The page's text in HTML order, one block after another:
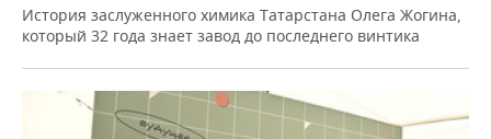
История заслуженного химика Татарстана Олега Жогина,
который 32 года знает завод до последнего винтика